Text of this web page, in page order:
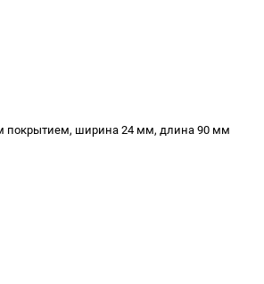
покрытием, ширина 24 мм, длина 90 мм